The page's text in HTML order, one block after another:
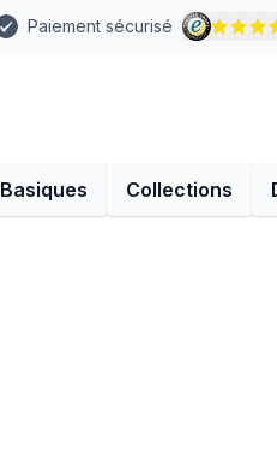
Paiement sécurisé
Basiques Collections